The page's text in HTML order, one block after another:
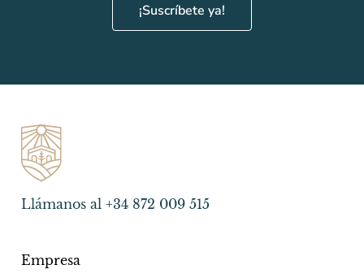
¡Suscríbete ya!
Llámanos al +34 872 009 515
Empresa